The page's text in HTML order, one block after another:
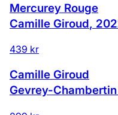
Mercurey Rouge
Camille Giroud,
439 kr
Camille Giroud
Gevrey-